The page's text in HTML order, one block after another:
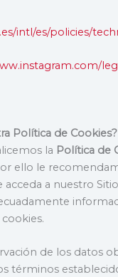
intl/es/policies/
Política de Cookies?
la Política de
ello le
acceda a nuestro
de los datos
términos